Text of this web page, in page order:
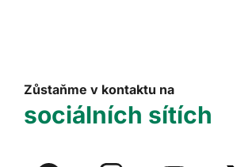
Zůstaňme v kontaktu na
sociálních sítích